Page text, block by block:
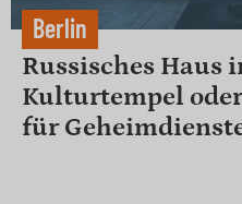
Berlin
Russisches Haus
Kulturtempel
für